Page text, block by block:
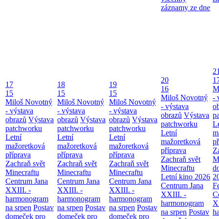
záznamy ze dne
17
15
Miloš Novotný
- výstava
obrazů Výstava
patchworku
Letní
mažoretková
příprava
Zachraň svět
Minecraftu
Centrum Jana
XXIII. -
harmonogram
na srpen Postav
domeček pro
18
15
Miloš Novotný
- výstava
obrazů Výstava
patchworku
Letní
mažoretková
příprava
Zachraň svět
Minecraftu
Centrum Jana
XXIII. -
harmonogram
na srpen Postav
domeček pro
19
15
Miloš Novotný
- výstava
obrazů Výstava
patchworku
Letní
mažoretková
příprava
Zachraň svět
Minecraftu
Centrum Jana
XXIII. -
harmonogram
na srpen Postav
domeček pro
20
16
Miloš Novotný
- výstava
obrazů Výstava
patchworku
Letní
mažoretková
příprava
Zachraň svět
Minecraftu
Letní kino 2026
Centrum Jana
XXIII. -
harmonogram
na srpen Postav
-